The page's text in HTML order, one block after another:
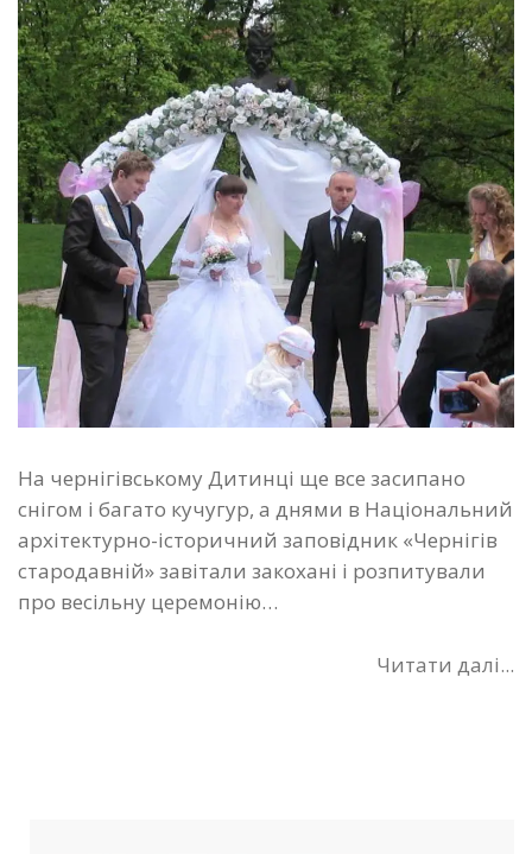
На чернігівському Дитинці ще все засипано
снігом і багато кучугур, а днями в Національний
архітектурно-історичний заповідник «Чернігів
стародавній» завітали закохані і розпитували
про весільну церемонію…
Читати далі...